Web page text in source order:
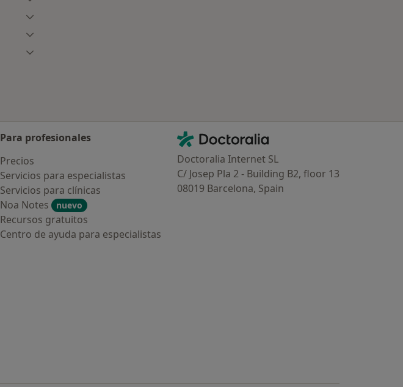
Para profesionales
Precios
Servicios para especialistas
Servicios para clínicas
Noa Notes
nuevo
Recursos gratuitos
Centro de ayuda para especialistas
Contacto
Doctoralia - Página de inicio
Doctoralia Internet SL
C/ Josep Pla 2 - Building B2, floor 13
08019 Barcelona, Spain